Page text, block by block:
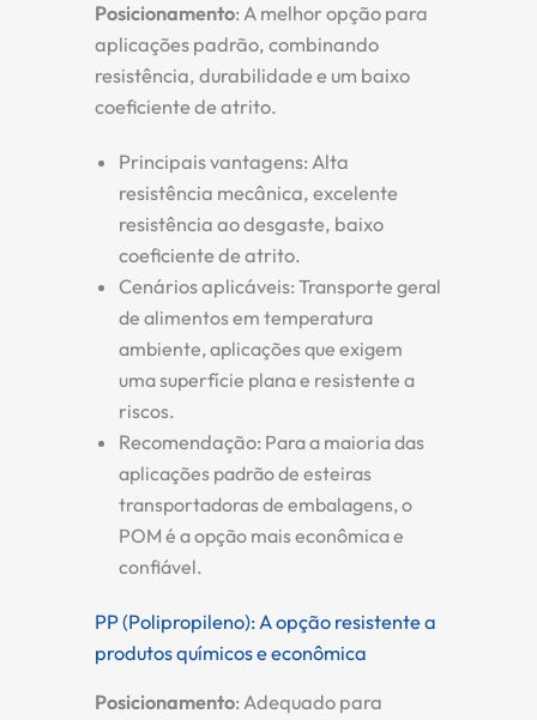
Posicionamento: A melhor opção para
aplicações padrão, combinando
resistência, durabilidade e um baixo
coeficiente de atrito.
Principais vantagens: Alta
resistência mecânica, excelente
resistência ao desgaste, baixo
coeficiente de atrito.
Cenários aplicáveis: Transporte geral
de alimentos em temperatura
ambiente, aplicações que exigem
uma superfície plana e resistente a
riscos.
Recomendação: Para a maioria das
aplicações padrão de esteiras
transportadoras de embalagens, o
POM é a opção mais econômica e
confiável.
PP (Polipropileno): A opção resistente a
produtos químicos e econômica
Posicionamento: Adequado para